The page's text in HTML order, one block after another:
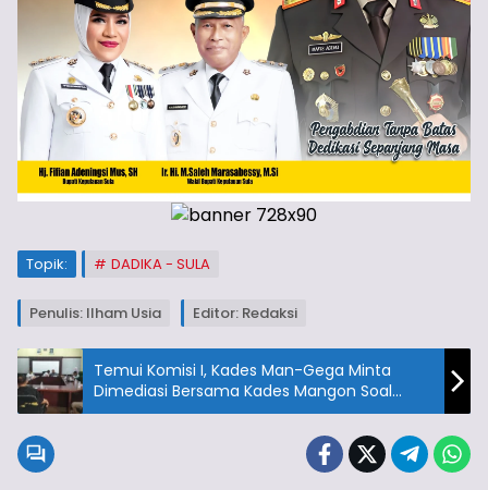
Topik: DADIKA - SULA
Penulis: Ilham Usia Editor: Redaksi
Temui Komisi I, Kades Man-Gega Minta
Dimediasi Bersama Kades Mangon Soal
Tapal Batas